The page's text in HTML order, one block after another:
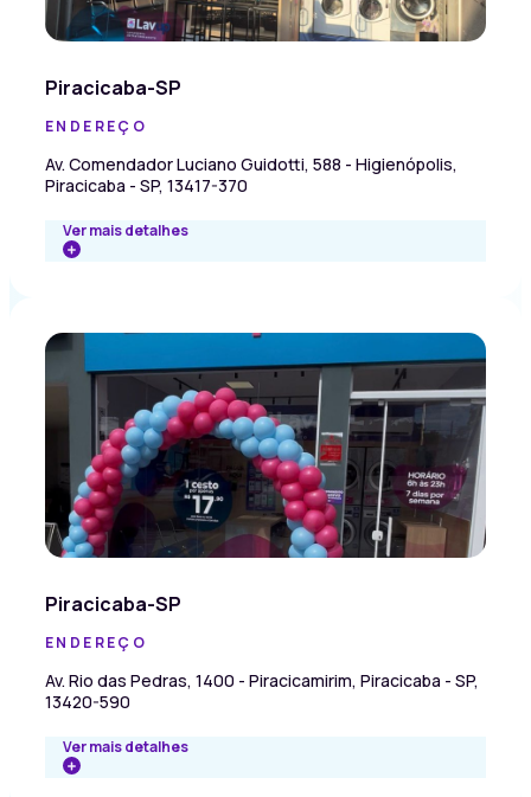
Piracicaba-SP
ENDEREÇO
Av. Comendador Luciano Guidotti, 588 - Higienópolis,
Piracicaba - SP, 13417-370
Ver mais detalhes
Piracicaba-SP
ENDEREÇO
Av. Rio das Pedras, 1400 - Piracicamirim, Piracicaba - SP,
13420-590
Ver mais detalhes